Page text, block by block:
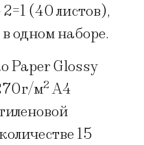
(40 листов),
одном наборе.
Paper Glossy
м2 A4
15